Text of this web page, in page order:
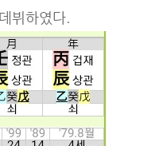
뷔하였다.